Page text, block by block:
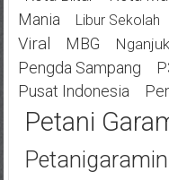
Mania
Libur Sekolah
Viral
MBG Nganjuk
Pengda Sampang
Pusat Indonesia
Petani